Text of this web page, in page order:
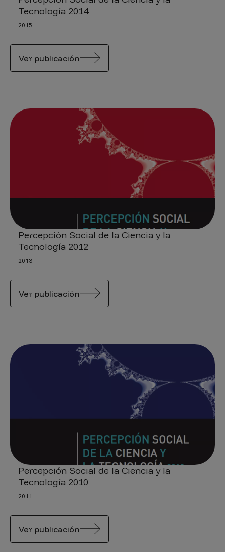
Tecnología 2014
2015
Ver publicación
Percepción Social de la Ciencia y la
Tecnología 2012
2013
Ver publicación
Percepción Social de la Ciencia y la
Tecnología 2010
2011
Ver publicación